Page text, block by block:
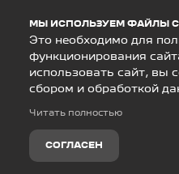
МЫ ИСПОЛЬЗУЕМ ФАЙЛЫ
Это необходимо для
функционирования
использовать сайт, вы
сбором и обработкой
Читать полностью
СОГЛАСЕН